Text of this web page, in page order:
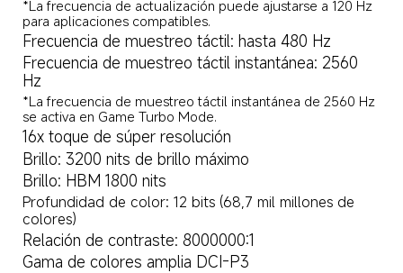
*La frecuencia de actualización puede ajustarse a 120 Hz
para aplicaciones compatibles.
Frecuencia de muestreo táctil: hasta 480 Hz
Frecuencia de muestreo táctil instantánea: 2560
Hz
*La frecuencia de muestreo táctil instantánea de 2560 Hz
se activa en Game Turbo Mode.
16x toque de súper resolución
Brillo: 3200 nits de brillo máximo
Brillo: HBM 1800 nits
Profundidad de color: 12 bits (68,7 mil millones de
colores)
Relación de contraste: 8000000:1
Gama de colores amplia DCI-P3